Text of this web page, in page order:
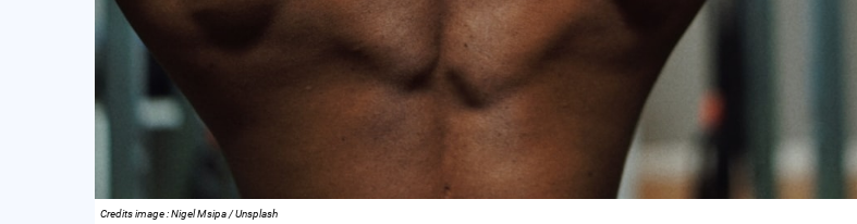
Credits image : Nigel Msipa / Unsplash